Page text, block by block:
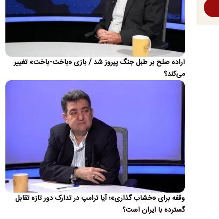
خودفروشی می‌کنید!
هادی چوپان، قهرمان پرورش اندام ایران، با انتشار پیامی تند در
صفحه اینستاگرام خود به منتقدانش واکنش نشان داد و آنها را…
در جشن عروسی رونالدو؛ همسر مسی دعوت شد، خود
مسی نه!
روزنامه‌های پرتغالی مدعی شده‌اند لیونل مسی از سوی کریستیانو
رونالدو برای حضور در مراسم عروسی او دعوت نشده است.
ماجرای قبض‌های نجومی برق چیست؟
افزایش دو تا سه‌برابری قبض برق در حالی صدای اعتراض مشترکان
را بلند کرده که توانیر علت را عبور از الگوی مصرف و ورود به…
نیویورک تایمز:
پس از شروط شش‌گانه ذوالقدر؛ امیدها به توافق با
عمان کاهش یافت؟
نیویورک‌تایمز درباره شروط شش‌گانه محمدباقر ذوالقدر برای
بازگشایی تنگه هرمز، نوشت این شروط، انتظارات درباره اینکه
توافق…
اراده صلح بر طبل جنگ پیروز شد / بازی «باخت-باخت» تغییر
می‌کند؟
وقفه برای «خشاب گذاری»؛ آیا ترامپ در تدارک دور تازه تقابل
گسترده با ایران است؟